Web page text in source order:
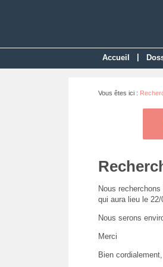
Accueil
Vous êtes ici :
Nous
qui aura lieu le
Nous serons
Merci
Bien cordialement,